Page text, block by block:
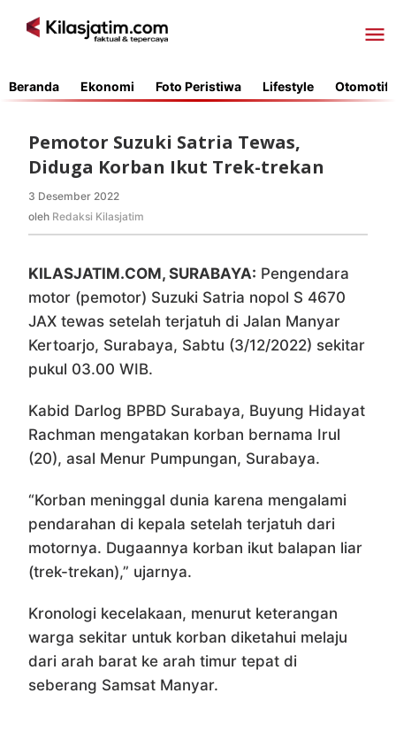
Beranda Ekonomi Foto Peristiwa Lifestyle Otomotif
Pemotor Suzuki Satria Tewas,
Diduga Korban Ikut Trek-trekan
3 Desember 2022
Redaksi
oleh Redaksi Kilasjatim
KILASJATIM.COM, SURABAYA: Pengendara
motor (pemotor) Suzuki Satria nopol S 4670
JAX tewas setelah terjatuh di Jalan Manyar
Kertoarjo, Surabaya, Sabtu (3/12/2022) sekitar
pukul 03.00 WIB.
Kabid Darlog BPBD Surabaya, Buyung Hidayat
Rachman mengatakan korban bernama Irul
(20), asal Menur Pumpungan, Surabaya.
“Korban meninggal dunia karena mengalami
pendarahan di kepala setelah terjatuh dari
motornya. Dugaannya korban ikut balapan liar
(trek-trekan),” ujarnya.
Kronologi kecelakaan, menurut keterangan
warga sekitar untuk korban diketahui melaju
dari arah barat ke arah timur tepat di
seberang Samsat Manyar.